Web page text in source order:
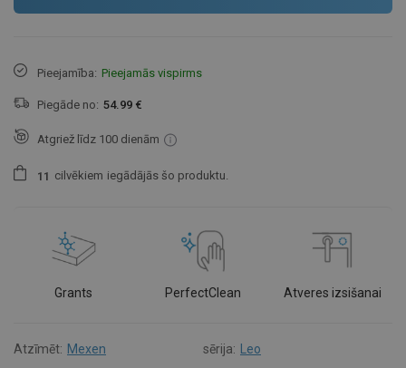
Pieejamība: Pieejamās vispirms
Piegāde no: 54.99 €
Atgriež līdz 100 dienām
1 1 cilvēkiem iegādājās šo produktu.
Grants PerfectClean Atveres izsišanai
Atzīmēt: Mexen sērija:
Leo